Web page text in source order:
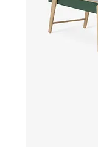
hög kvalitet
människor